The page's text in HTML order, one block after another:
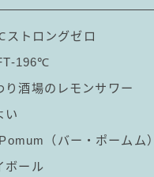
アクーラー
(フルーツァー）
ストロングゼロ
196℃
り酒場のレモンサワー
い
（バー・ポームム）
ボール